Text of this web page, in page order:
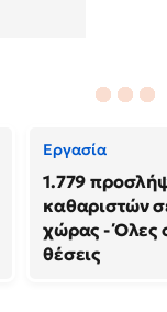
Εργασία
1.779
καθαριστών
χώρας - Όλες
θέσεις